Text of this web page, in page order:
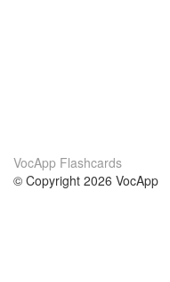
VocApp Flashcards
© Copyright 2026 VocApp